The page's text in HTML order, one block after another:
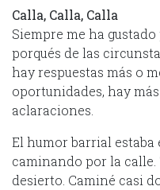
Calla, Calla, Calla
Siempre me ha
porqués de las
hay respuestas más o
oportunidades, hay
aclaraciones.
El humor barrial
caminando por la
desierto. Caminé casi